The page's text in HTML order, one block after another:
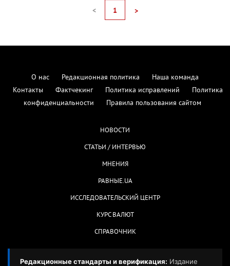
< 1 >
О нас Редакционная политика
Наша команда
Контакты
Фактчекинг Политика исправлений
Политика
конфиденциальности
Правила пользования сайтом
НОВОСТИ
СТАТЬИ / ИНТЕРВЬЮ
МНЕНИЯ
РАВНЫЕ.UA
ИССЛЕДОВАТЕЛЬСКИЙ ЦЕНТР
КУРС ВАЛЮТ
СПРАВОЧНИК
Редакционные стандарты и верификация: Издание